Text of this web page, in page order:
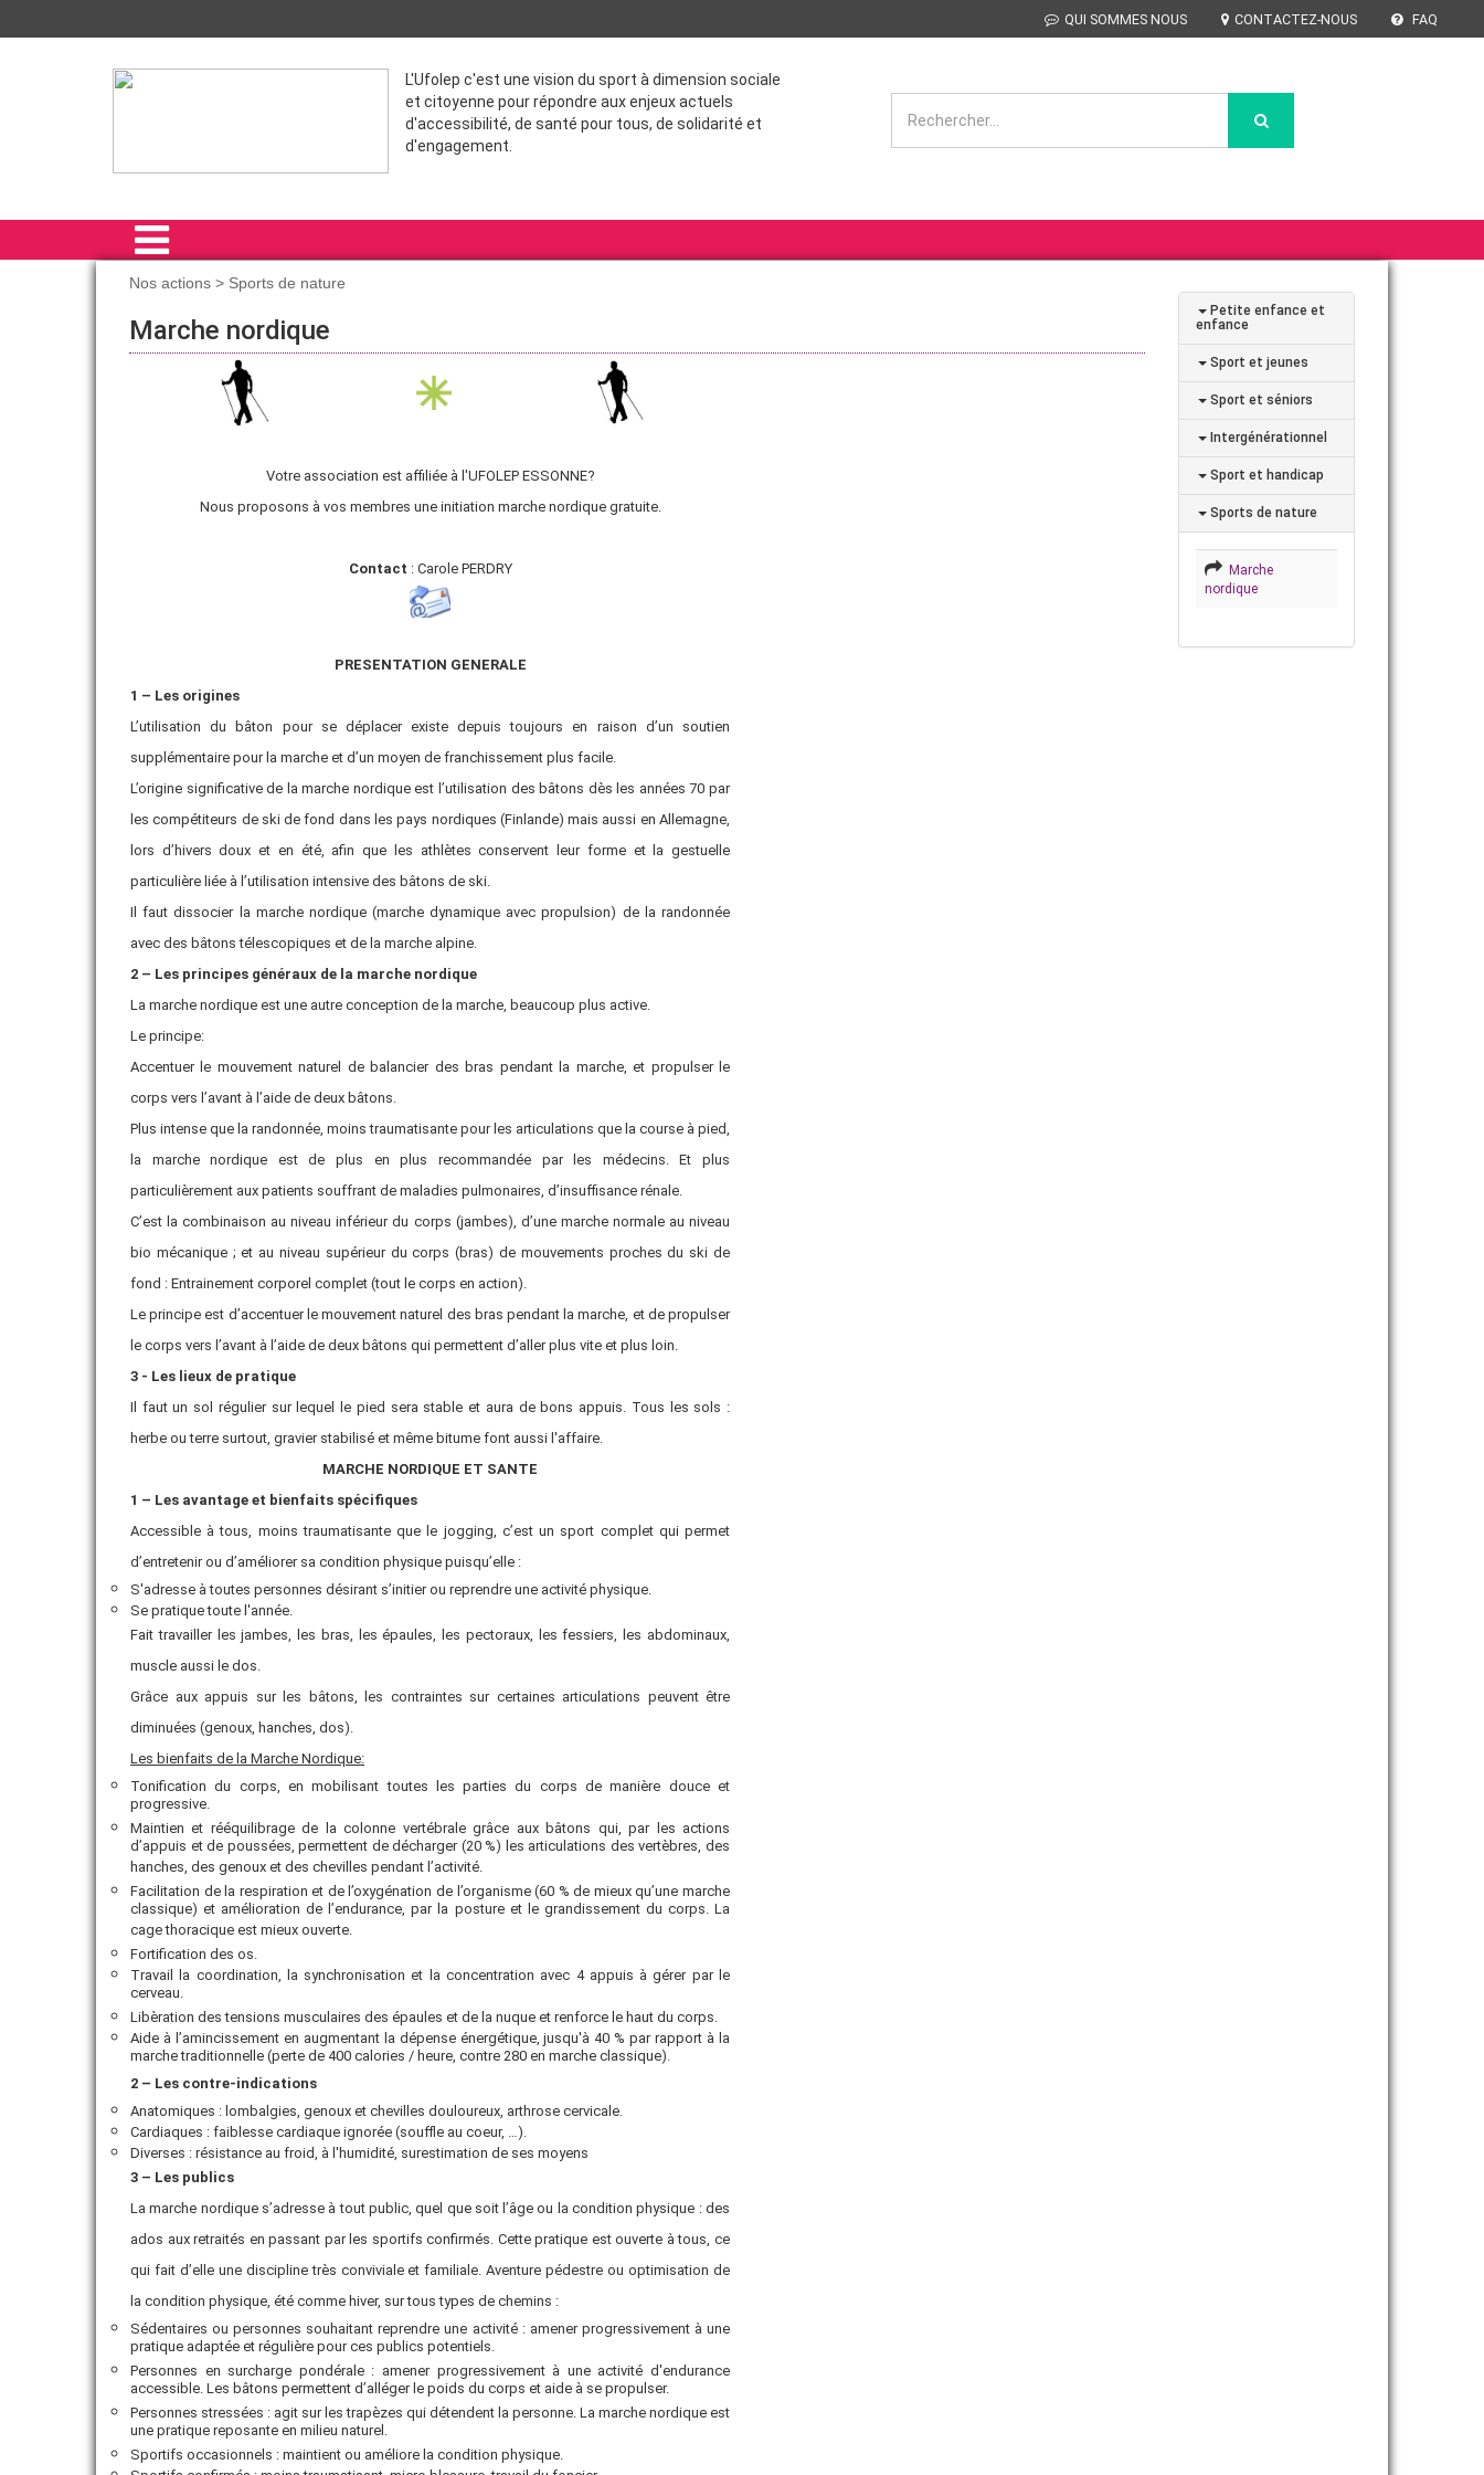
QUI SOMMES NOUS CONTACTEZ-NOUS FAQ
L'Ufolep c'est une vision du sport à dimension sociale
et citoyenne pour répondre aux enjeux actuels
d'accessibilité, de santé pour tous, de solidarité et
d'engagement.
L'UFOLEP 91
NOS ACTIONS
Nos actions > Sports de nature
Marche nordique
Votre association est affiliée à l'UFOLEP ESSONNE?
Nous proposons à vos membres une initiation marche nordique gratuite.
Contact : Carole PERDRY
PRESENTATION GENERALE
1 – Les origines
L’utilisation du bâton pour se déplacer existe depuis toujours en raison d’un soutien
supplémentaire pour la marche et d’un moyen de franchissement plus facile.
L’origine significative de la marche nordique est l’utilisation des bâtons dès les années 70 par
les compétiteurs de ski de fond dans les pays nordiques (Finlande) mais aussi en Allemagne,
lors d’hivers doux et en été, afin que les athlètes conservent leur forme et la gestuelle
particulière liée à l’utilisation intensive des bâtons de ski.
Il faut dissocier la marche nordique (marche dynamique avec propulsion) de la randonnée
avec des bâtons télescopiques et de la marche alpine.
2 – Les principes généraux de la marche nordique
La marche nordique est une autre conception de la marche, beaucoup plus active.
Le principe:
Accentuer le mouvement naturel de balancier des bras pendant la marche, et propulser le
corps vers l’avant à l’aide de deux bâtons.
Plus intense que la randonnée, moins traumatisante pour les articulations que la course à pied,
la marche nordique est de plus en plus recommandée par les médecins. Et plus
particulièrement aux patients souffrant de maladies pulmonaires, d’insuffisance rénale.
C’est la combinaison au niveau inférieur du corps (jambes), d’une marche normale au niveau
bio mécanique ; et au niveau supérieur du corps (bras) de mouvements proches du ski de
fond : Entrainement corporel complet (tout le corps en action).
Le principe est d’accentuer le mouvement naturel des bras pendant la marche, et de propulser
le corps vers l’avant à l’aide de deux bâtons qui permettent d’aller plus vite et plus loin.
3 - Les lieux de pratique
Il faut un sol régulier sur lequel le pied sera stable et aura de bons appuis. Tous les sols :
herbe ou terre surtout, gravier stabilisé et même bitume font aussi l'affaire.
MARCHE NORDIQUE ET SANTE
1 – Les avantage et bienfaits spécifiques
Accessible à tous, moins traumatisante que le jogging, c’est un sport complet qui permet
d’entretenir ou d’améliorer sa condition physique puisqu’elle :
S'adresse à toutes personnes désirant s’initier ou reprendre une activité physique.
Se pratique toute l'année.
Fait travailler les jambes, les bras, les épaules, les pectoraux, les fessiers, les abdominaux,
muscle aussi le dos.
Grâce aux appuis sur les bâtons, les contraintes sur certaines articulations peuvent être
diminuées (genoux, hanches, dos).
Les bienfaits de la Marche Nordique:
Tonification du corps, en mobilisant toutes les parties du corps de manière douce et
progressive.
Maintien et rééquilibrage de la colonne vertébrale grâce aux bâtons qui, par les actions
d’appuis et de poussées, permettent de décharger (20 %) les articulations des vertèbres, des
hanches, des genoux et des chevilles pendant l’activité.
Facilitation de la respiration et de l’oxygénation de l’organisme (60 % de mieux qu’une marche
classique) et amélioration de l’endurance, par la posture et le grandissement du corps. La
cage thoracique est mieux ouverte.
Fortification des os.
Travail la coordination, la synchronisation et la concentration avec 4 appuis à gérer par le
cerveau.
Libèration des tensions musculaires des épaules et de la nuque et renforce le haut du corps.
Aide à l’amincissement en augmentant la dépense énergétique, jusqu'à 40 % par rapport à la
marche traditionnelle (perte de 400 calories / heure, contre 280 en marche classique).
2 – Les contre-indications
Anatomiques : lombalgies, genoux et chevilles douloureux, arthrose cervicale.
Cardiaques : faiblesse cardiaque ignorée (souffle au coeur, …).
Diverses : résistance au froid, à l'humidité, surestimation de ses moyens
3 – Les publics
La marche nordique s’adresse à tout public, quel que soit l’âge ou la condition physique : des
ados aux retraités en passant par les sportifs confirmés. Cette pratique est ouverte à tous, ce
qui fait d’elle une discipline très conviviale et familiale. Aventure pédestre ou optimisation de
la condition physique, été comme hiver, sur tous types de chemins :
Sédentaires ou personnes souhaitant reprendre une activité : amener progressivement à une
pratique adaptée et régulière pour ces publics potentiels.
Personnes en surcharge pondérale : amener progressivement à une activité d'endurance
accessible. Les bâtons permettent d’alléger le poids du corps et aide à se propulser.
Personnes stressées : agit sur les trapèzes qui détendent la personne. La marche nordique est
une pratique reposante en milieu naturel.
Sportifs occasionnels : maintient ou améliore la condition physique.
Petite enfance et
enfance
Sport et jeunes
Sport et séniors
Intergénérationnel
Sport et handicap
Sports de nature
Marche
nordique